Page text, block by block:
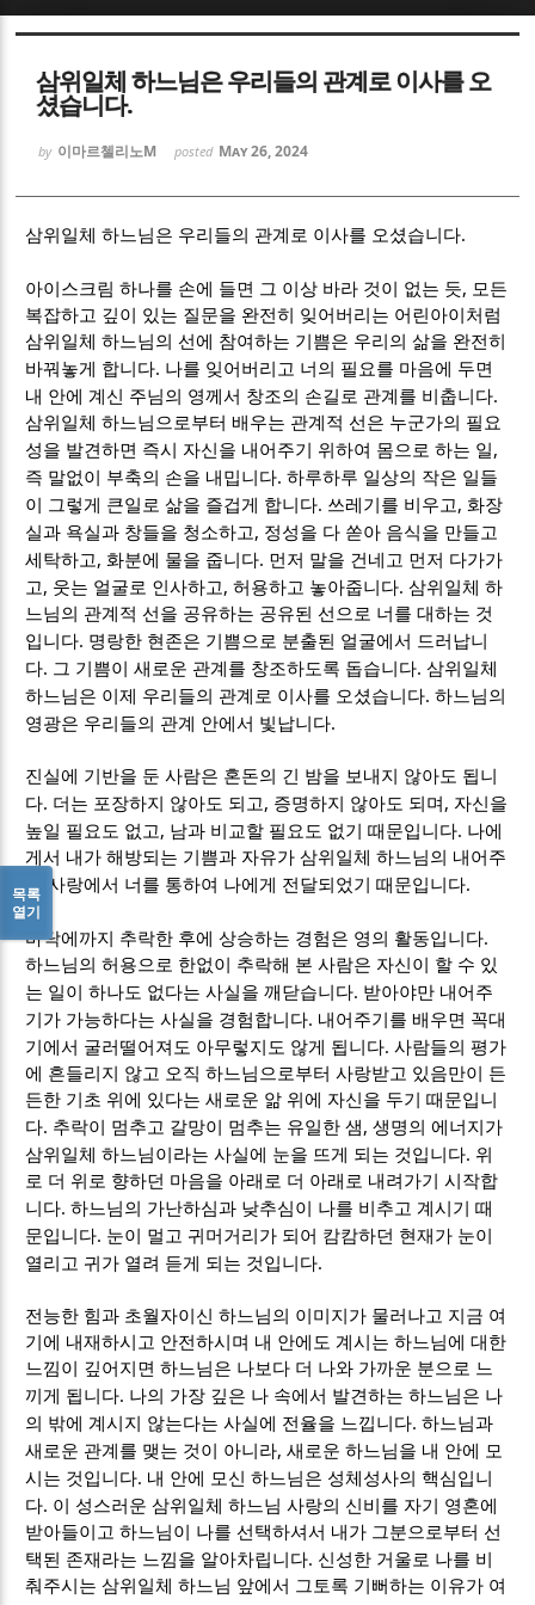
삼위일체 하느님은 우리들의 관계로 이사를 오
셨습니다.
by 이마르첼리노M posted May 26, 2024
삼위일체 하느님은 우리들의 관계로 이사를 오셨습니다.
아이스크림 하나를 손에 들면 그 이상 바라 것이 없는 듯, 모든
복잡하고 깊이 있는 질문을 완전히 잊어버리는 어린아이처럼
삼위일체 하느님의 선에 참여하는 기쁨은 우리의 삶을 완전히
바꿔놓게 합니다. 나를 잊어버리고 너의 필요를 마음에 두면
내 안에 계신 주님의 영께서 창조의 손길로 관계를 비춥니다.
삼위일체 하느님으로부터 배우는 관계적 선은 누군가의 필요
성을 발견하면 즉시 자신을 내어주기 위하여 몸으로 하는 일,
즉 말없이 부축의 손을 내밉니다.하루하루 일상의 작은 일들
이 그렇게 큰일로 삶을 즐겁게 합니다. 쓰레기를 비우고, 화장
실과 욕실과 창들을 청소하고, 정성을 다 쏟아 음식을 만들고
세탁하고, 화분에 물을 줍니다. 먼저 말을 건네고 먼저 다가가
고, 웃는 얼굴로 인사하고,허용하고 놓아줍니다.삼위일체 하
느님의 관계적 선을 공유하는 공유된 선으로 너를 대하는 것
입니다. 명랑한 현존은 기쁨으로 분출된 얼굴에서 드러납니
다. 그 기쁨이 새로운 관계를 창조하도록 돕습니다.삼위일체
하느님은 이제 우리들의 관계로 이사를 오셨습니다.하느님의
영광은 우리들의 관계 안에서 빛납니다.
진실에 기반을 둔 사람은 혼돈의 긴 밤을 보내지 않아도 됩니
다. 더는 포장하지 않아도 되고, 증명하지 않아도 되며 , 자신을
높일 필요도 없고, 남과 비교할 필요도 없기 때문입니다. 나에
게서 내가 해방되는 기쁨과 자유가 삼위일체 하느님의 내어주
는 사랑에서 너를 통하여 나에게 전달되었기 때문입니다.
바닥에까지 추락한 후에 상승하는 경험은 영의 활동입니다.
하느님의 허용으로 한없이 추락해 본 사람은 자신이 할 수 있
는 일이 하나도 없다는 사실을 깨닫습니다. 받아야만 내어주
기가 가능하다는 사실을 경험합니다. 내어주기를 배우면 꼭대
기에서 굴러떨어져도 아무렇지도 않게 됩니다.사람들의 평가
에 흔들리지 않고 오직 하느님으로부터 사랑받고 있음만이 든
든한 기초 위에 있다는 새로운 앎 위에 자신을 두기 때문입니
다. 추락이 멈추고 갈망이 멈추는 유일한 샘,생명의 에너지가
삼위일체 하느님이라는 사실에 눈을 뜨게 되는 것입니다. 위
로 더 위로 향하던 마음을 아래로 더 아래로 내려가기 시작합
니다.하느님의 가난하심과 낮추심이 나를 비추고 계시기 때
문입니다. 눈이 멀고 귀머거리가 되어 캄캄하던 현재가 눈이
열리고 귀가 열려 듣게 되는 것입니다.
전능한 힘과 초월자이신 하느님의 이미지가 물러나고 지금 여
기에 내재하시고 안전하시며 내 안에도 계시는 하느님에 대한
느낌이 깊어지면 하느님은 나보다 더 나와 가까운 분으로 느
끼게 됩니다. 나의 가장 깊은 나 속에서 발견하는 하느님은 나
의 밖에 계시지 않는다는 사실에 전율을 느낍니다.하느님과
새로운 관계를 맺는 것이 아니라,새로운 하느님을 내 안에 모
시는 것입니다. 내 안에 모신 하느님은 성체성사의 핵심입니
다. 이 성스러운 삼위일체 하느님 사랑의 신비를 자기 영혼에
받아들이고 하느님이 나를 선택하셔서 내가 그분으로부터 선
택된 존재라는 느낌을 알아차립니다. 신성한 거울로 나를 비
춰주시는 삼위일체 하느님 앞에서 그토록 기뻐하는 이유가 여
목록
열기
Sketchbook5, 스케치북5
Sketchbook5, 스케치북5
Sketchbook5, 스케치북5
Sketchbook5, 스케치북5